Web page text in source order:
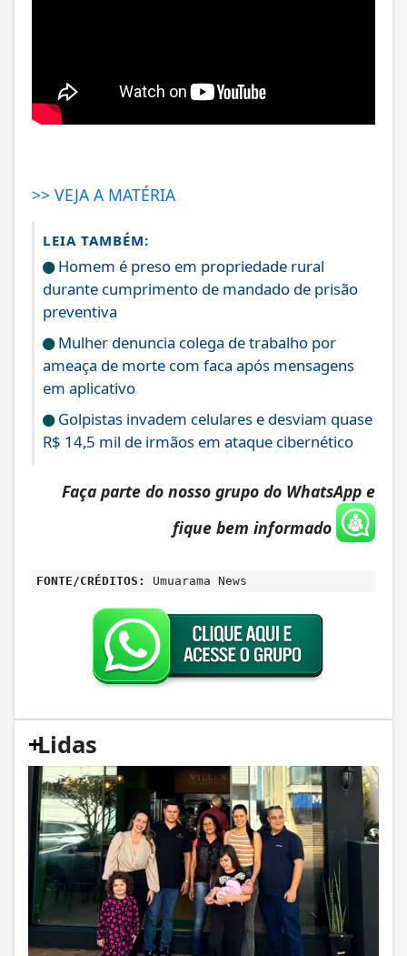
>> VEJA A MATÉRIA
LEIA TAMBÉM:
Homem é preso em propriedade rural
durante cumprimento de mandado de prisão
preventiva
Mulher denuncia colega de trabalho por
ameaça de morte com faca após mensagens
em aplicativo
Golpistas invadem celulares e desviam quase
R$ 14,5 mil de irmãos em ataque cibernético
Faça parte do nosso grupo do WhatsApp e
fique bem informado
FONTE/CRÉDITOS: Umuarama News
+
Lidas